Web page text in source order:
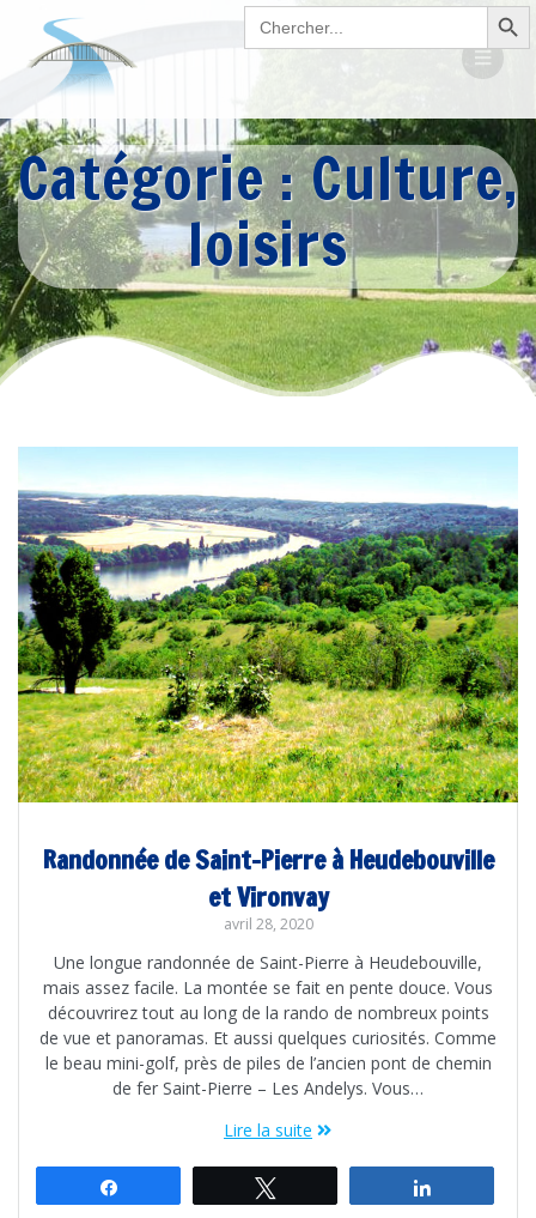
Search Search Button
Passer
au
Catégorie :Culture,
loisirs
Randonnée de Saint-Pierre à Heudebouville
et Vironvay
avril 28, 2020
Une longue randonnée de Saint-Pierre à Heudebouville,
mais assez facile. La montée se fait en pente douce. Vous
découvrirez tout au long de la rando de nombreux points
de vue et panoramas. Et aussi quelques curiosités. Comme
le beau mini-golf, près de piles de l’ancien pont de chemin
de fer Saint-Pierre – Les Andelys. Vous…
Lire la suite